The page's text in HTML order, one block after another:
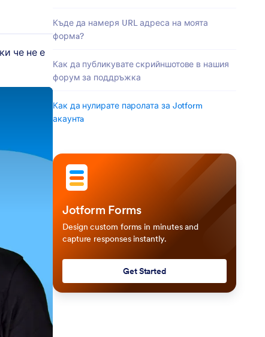
че не е
Къде да намеря URL адреса на моята
формa?
Как да публикувате скрийншотове в нашия
форум за поддръжка
Как да нулирате паролата за Jotform
акаунтa
Jotform Forms
Design custom forms in minutes and
capture responses instantly.
Get Started